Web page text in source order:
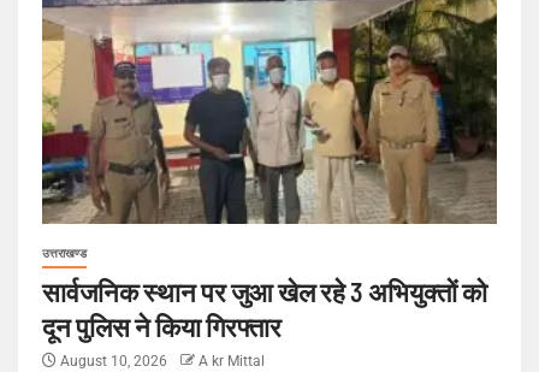
उत्तराखण्ड
सार्वजनिक स्थान पर जुआ खेल रहे 3 अभियुक्तों को
दून पुलिस ने किया गिरफ्तार
August 10, 2026 A kr Mittal